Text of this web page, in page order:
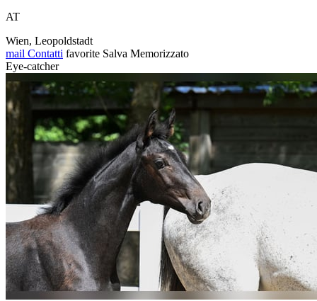
AT
Wien, Leopoldstadt
mail Contatti favorite Salva Memorizzato
Eye-catcher